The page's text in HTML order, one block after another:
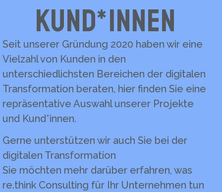
Kund*innen
Seit unserer Gründung 2020 haben wir eine
Vielzahl von Kunden in den
unterschiedlichsten Bereichen der digitalen
Transformation beraten, hier finden Sie eine
repräsentative Auswahl unserer Projekte
und Kund*innen.
Gerne unterstützen wir auch Sie bei der
digitalen Transformation
Sie möchten mehr darüber erfahren, was
re.think Consulting für Ihr Unternehmen tun